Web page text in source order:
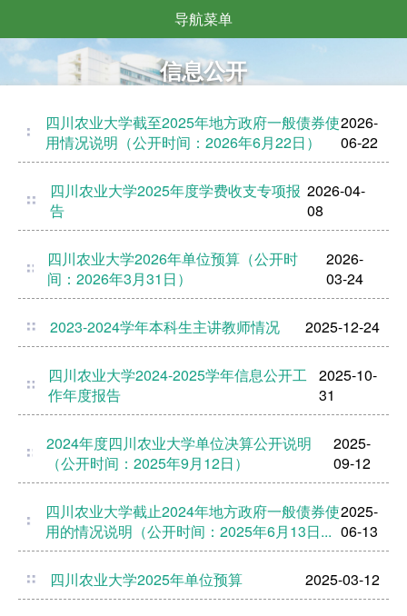
导航菜单
信息公开
四川农业大学截至2025年地方政府一般债券使
用情况说明（公开时间：2026年6月22日）
2026-
06-22
四川农业大学2025年度学费收支专项报
告
2026-04-
08
四川农业大学2026年单位预算（公开时
间：2026年3月31日）
2026-
03-24
2023-2024学年本科生主讲教师情况 2025-12-24
四川农业大学2024-2025学年信息公开工
作年度报告
2025-10-
31
2024年度四川农业大学单位决算公开说明
（公开时间：2025年9月12日）
2025-
09-12
四川农业大学截止2024年地方政府一般债券使
用的情况说明（公开时间：2025年6月13日...
2025-
06-13
四川农业大学2025年单位预算 2025-03-12